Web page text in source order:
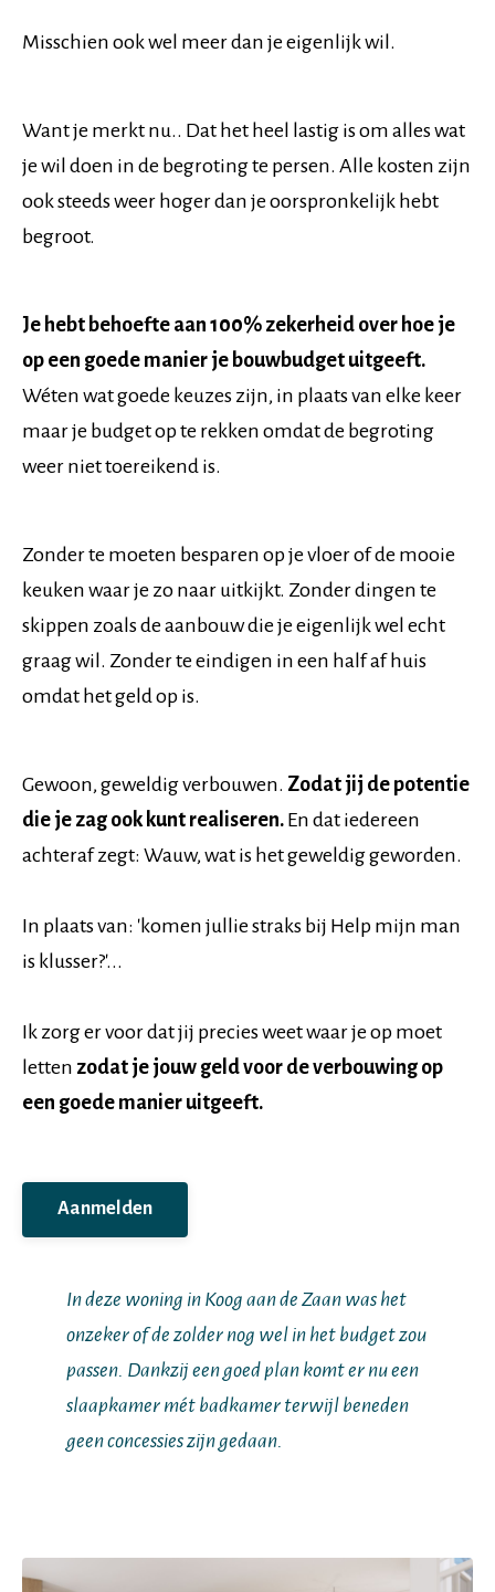
Misschien ook wel meer dan je eigenlijk wil.
Want je merkt nu.. Dat het heel lastig is om alles wat
je wil doen in de begroting te persen. Alle kosten zijn
ook steeds weer hoger dan je oorspronkelijk hebt
begroot.
Je hebt behoefte aan 100% zekerheid over hoe je
op een goede manier je bouwbudget uitgeeft.
Wéten wat goede keuzes zijn, in plaats van elke keer
maar je budget op te rekken omdat de begroting
weer niet toereikend is.
Zonder te moeten besparen op je vloer of de mooie
keuken waar je zo naar uitkijkt. Zonder dingen te
skippen zoals de aanbouw die je eigenlijk wel echt
graag wil. Zonder te eindigen in een half af huis
omdat het geld op is.
Gewoon, geweldig verbouwen. Zodat jij de potentie
die je zag ook kunt realiseren. En dat iedereen
achteraf zegt: Wauw, wat is het geweldig geworden.
In plaats van: 'komen jullie straks bij Help mijn man
is klusser?'...
Ik zorg er voor dat jij precies weet waar je op moet
letten zodat je jouw geld voor de verbouwing op
een goede manier uitgeeft.
Aanmelden
In deze woning in Koog aan de Zaan was het
onzeker of de zolder nog wel in het budget zou
passen. Dankzij een goed plan komt er nu een
slaapkamer mét badkamer terwijl beneden
geen concessies zijn gedaan.